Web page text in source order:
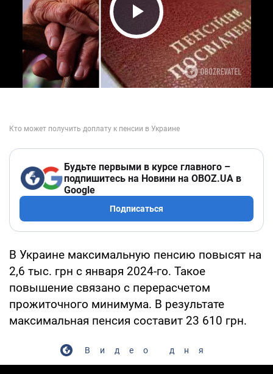
Play Video
Будьте первыми в курсе главного –
подпишитесь на Новини на OBOZ.UA в
Google
Подписаться
В Украине максимальную пенсию повысят на
2,6 тыс. грн с января 2024-го. Такое
повышение связано с перерасчетом
прожиточного минимума. В результате
максимальная пенсия составит 23 610 грн.
Видео дня